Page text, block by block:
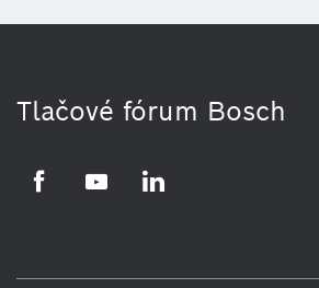
Tlačové fórum Bosch